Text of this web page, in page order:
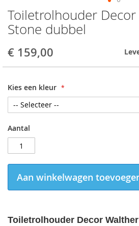
Toiletrolhouder
Stone dubbel
€ 159,00
Kies een kleur
Aantal
Aan winkelwagen
Toiletrolhouder Decor
Skip
to
the
of
gallery